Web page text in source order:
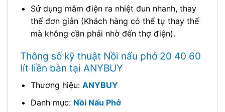
Sử dụng mâm điện ra nhiệt đun nhanh, thay
thế đơn giản (Khách hàng có thể tự thay thế
mà không cần phải nhờ đến thợ điện).
Thông số kỹ thuật Nồi nấu phở 20 40 60
lít liền bàn tại ANYBUY
Thương hiệu: ANYBUY
Danh mục: Nồi Nấu Phở